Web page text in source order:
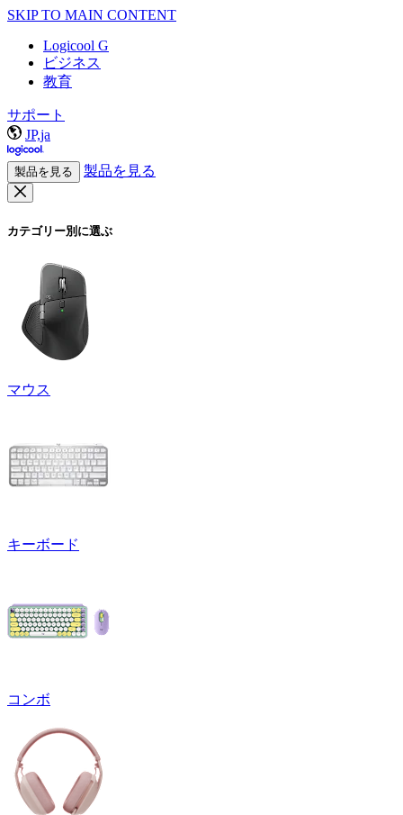
SKIP TO MAIN CONTENT
Logicool G
ビジネス
教育
サポート
JP,ja
製品を見る 製品を見る
カテゴリー別に選ぶ
マウス
キーボード
コンボ